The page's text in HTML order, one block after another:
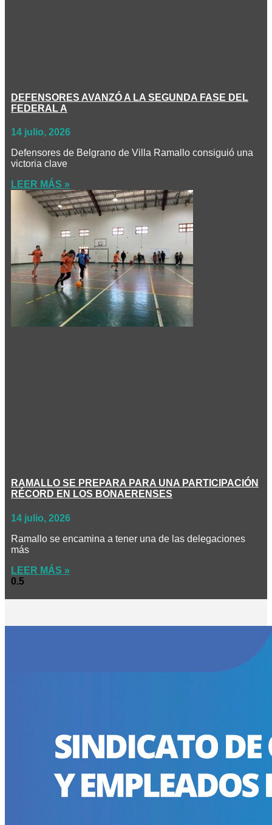
DEFENSORES AVANZÓ A LA SEGUNDA FASE DEL
FEDERAL A
14 julio, 2026
Defensores de Belgrano de Villa Ramallo consiguió una
victoria clave
LEER MÁS »
RAMALLO SE PREPARA PARA UNA PARTICIPACIÓN
RÉCORD EN LOS BONAERENSES
14 julio, 2026
Ramallo se encamina a tener una de las delegaciones
más
LEER MÁS »